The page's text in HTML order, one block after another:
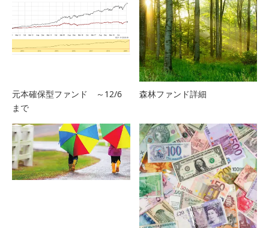
元本確保型ファンド ～12/6
まで
森林ファンド詳細